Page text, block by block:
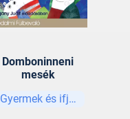
Domboninneni
mesék
Gyermek és ifjúsági